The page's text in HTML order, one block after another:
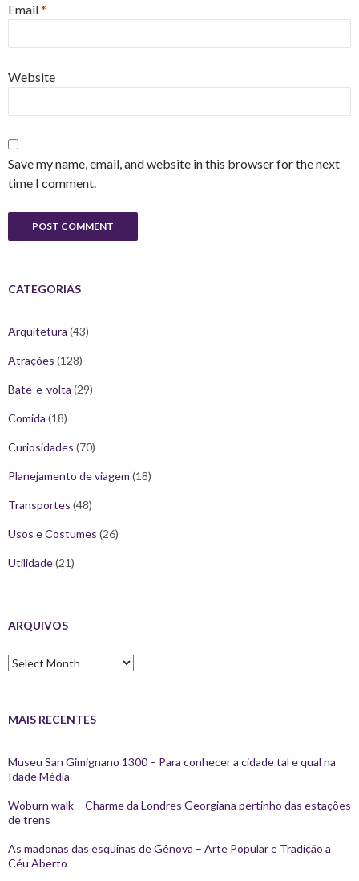
Email*
Website
Save my name, email, and website in this browser for the next
time I comment.
CATEGORIAS
Arquitetura (43)
Atrações (128)
Bate-e-volta (29)
Comida (18)
Curiosidades (70)
Planejamento de viagem (18)
Transportes (48)
Usos e Costumes (26)
Utilidade(21)
ARQUIVOS
Arquivos
MAIS RECENTES
Museu San Gimignano 1300 – Para conhecer a cidade tal e qual na
Idade Média
Woburn walk – Charme da Londres Georgiana pertinho das estações
de trens
As madonas das esquinas de Gênova – Arte Popular e Tradição a
Céu Aberto